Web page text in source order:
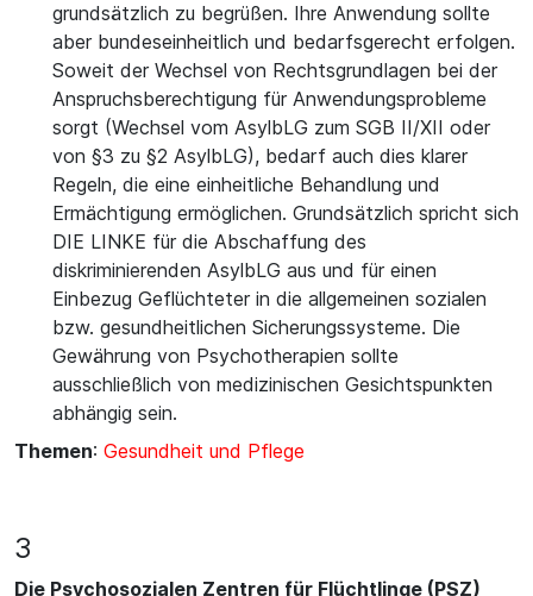
grundsätzlich zu begrüßen. Ihre Anwendung sollte
aber bundeseinheitlich und bedarfsgerecht erfolgen.
Soweit der Wechsel von Rechtsgrundlagen bei der
Anspruchsberechtigung für Anwendungsprobleme
sorgt (Wechsel vom AsylbLG zum SGB II/XII oder
von §3 zu §2 AsylbLG), bedarf auch dies klarer
Regeln, die eine einheitliche Behandlung und
Ermächtigung ermöglichen. Grundsätzlich spricht sich
DIE LINKE für die Abschaffung des
diskriminierenden AsylbLG aus und für einen
Einbezug Geflüchteter in die allgemeinen sozialen
bzw. gesundheitlichen Sicherungssysteme. Die
Gewährung von Psychotherapien sollte
ausschließlich von medizinischen Gesichtspunkten
abhängig sein.
Themen: Gesundheit und Pflege
3
Die Psychosozialen Zentren für Flüchtlinge (PSZ)